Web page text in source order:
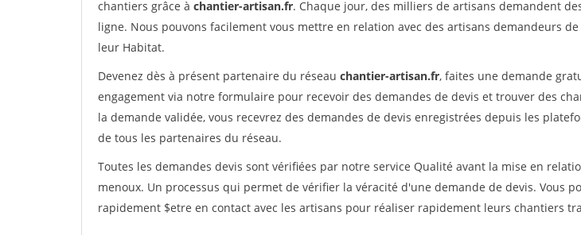
chantiers grâce à chantier-artisan.fr. Chaque jour, des milliers de artisans demandent
ligne. Nous pouvons facilement vous mettre en relation avec des artisans demandeurs
leur Habitat.
Devenez dès à présent partenaire du réseau chantier-artisan.fr, faites une demande
engagement via notre formulaire pour recevoir des demandes de devis et trouver des
la demande validée, vous recevrez des demandes de devis enregistrées depuis les
de tous les partenaires du réseau.
Toutes les demandes devis sont vérifiées par notre service Qualité avant la mise en
menoux. Un processus qui permet de vérifier la véracité d'une demande de devis. Vous
rapidement $etre en contact avec les artisans pour réaliser rapidement leurs chantiers